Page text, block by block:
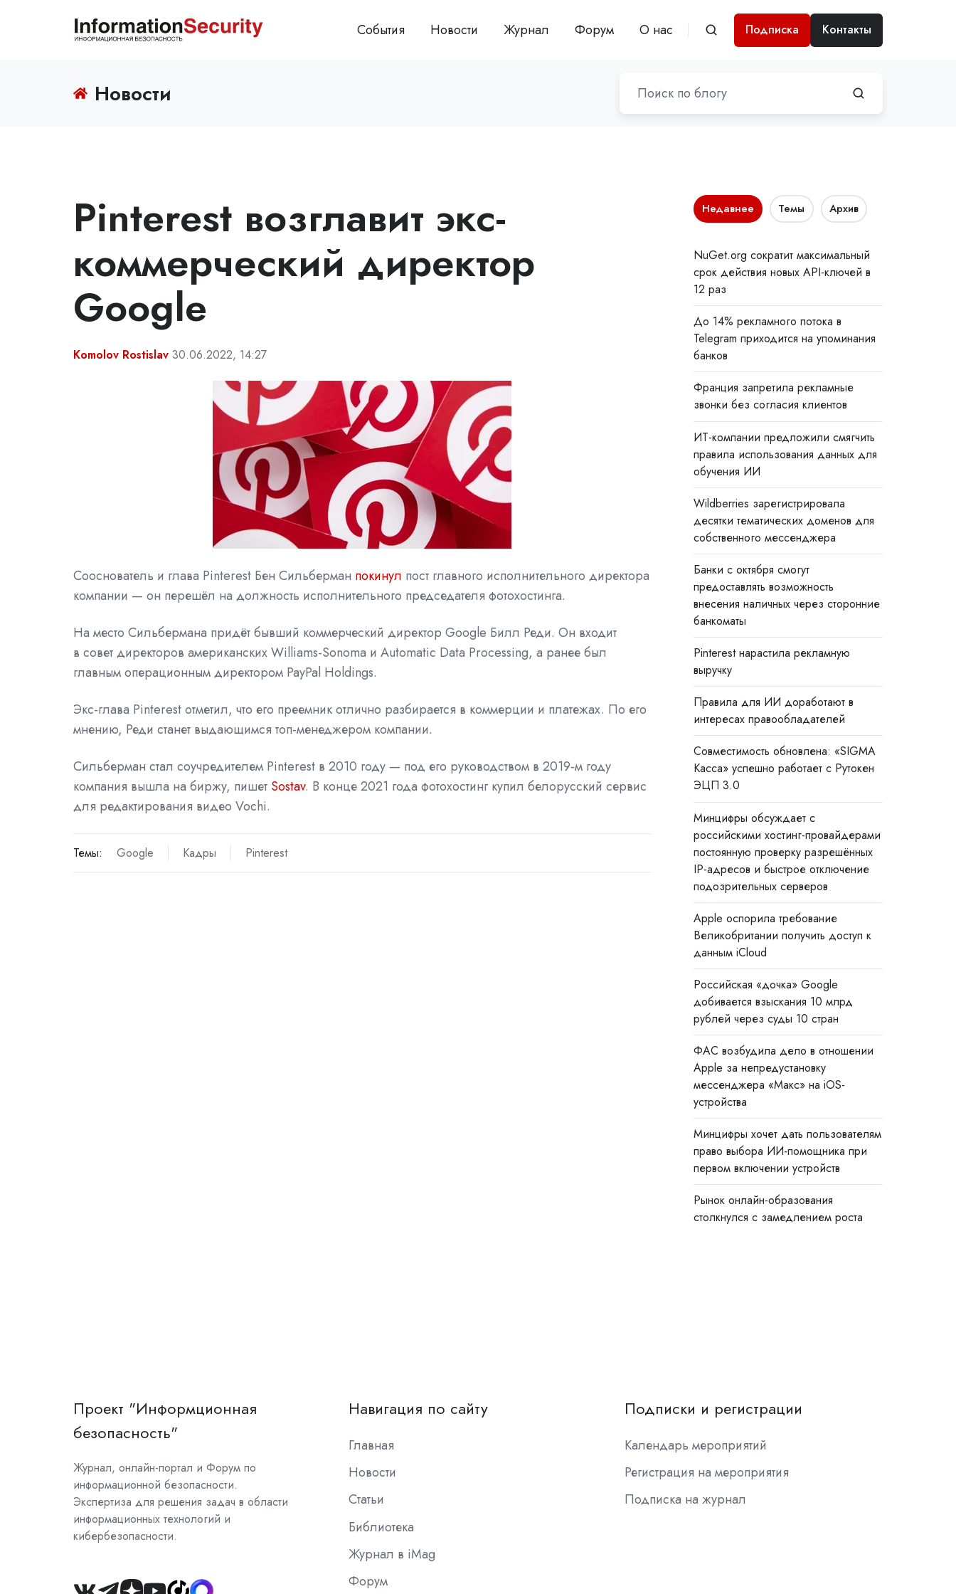
События Новости Журнал Форум О нас Подписка Контакты
Новости
Pinterest возглавит экс-
коммерческий директор
Google
Komolov Rostislav 30.06.2022, 14:27
Сооснователь и глава Pinterest Бен Сильберман покинул пост главного исполнительного директора
компании — он перешёл на должность исполнительного председателя фотохостинга.
На место Сильбермана придёт бывший коммерческий директор Google Билл Реди. Он входит
в совет директоров американских Williams-Sonoma и Automatic Data Processing, а ранее был
главным операционным директором PayPal Holdings.
Экс-глава Pinterest отметил, что его преемник отлично разбирается в коммерции и платежах. По его
мнению, Реди станет выдающимся топ-менеджером компании.
Сильберман стал соучредителем Pinterest в 2010 году — под его руководством в 2019-м году
компания вышла на биржу, пишет Sostav. В конце 2021 года фотохостинг купил белорусский сервис
для редактирования видео Vochi.
Темы: Google Кадры Pinterest
Недавнее Темы Архив
NuGet.org сократит максимальный
срок действия новых API-ключей в
12 раз
До 14% рекламного потока в
Telegram приходится на упоминания
банков
Франция запретила рекламные
звонки без согласия клиентов
ИТ-компании предложили смягчить
правила использования данных для
обучения ИИ
Wildberries зарегистрировала
десятки тематических доменов для
собственного мессенджера
Банки с октября смогут
предоставлять возможность
внесения наличных через сторонние
банкоматы
Pinterest нарастила рекламную
выручку
Правила для ИИ доработают в
интересах правообладателей
Совместимость обновлена: «SIGMA
Касса» успешно работает с Рутокен
ЭЦП 3.0
Минцифры обсуждает с
российскими хостинг-провайдерами
постоянную проверку разрешённых
IP-адресов и быстрое отключение
подозрительных серверов
Apple оспорила требование
Великобритании получить доступ к
данным iCloud
Российская «дочка» Google
добивается взыскания 10 млрд
рублей через суды 10 стран
ФАС возбудила дело в отношении
Apple за непредустановку
мессенджера «Макс» на iOS-
устройства
Минцифры хочет дать пользователям
право выбора ИИ-помощника при
первом включении устройств
Рынок онлайн-образования
столкнулся с замедлением роста
Проект "Информционная
безопасность"
Журнал, онлайн-портал и Форум по
информационной безопасности.
Экспертиза для решения задач в области
информационных технологий и
кибербезопасности.
Навигация по сайту
Главная
Новости
Статьи
Библиотека
Журнал в iMag
Форум
Подписки и регистрации
Календарь мероприятий
Регистрация на мероприятия
Подписка на журнал